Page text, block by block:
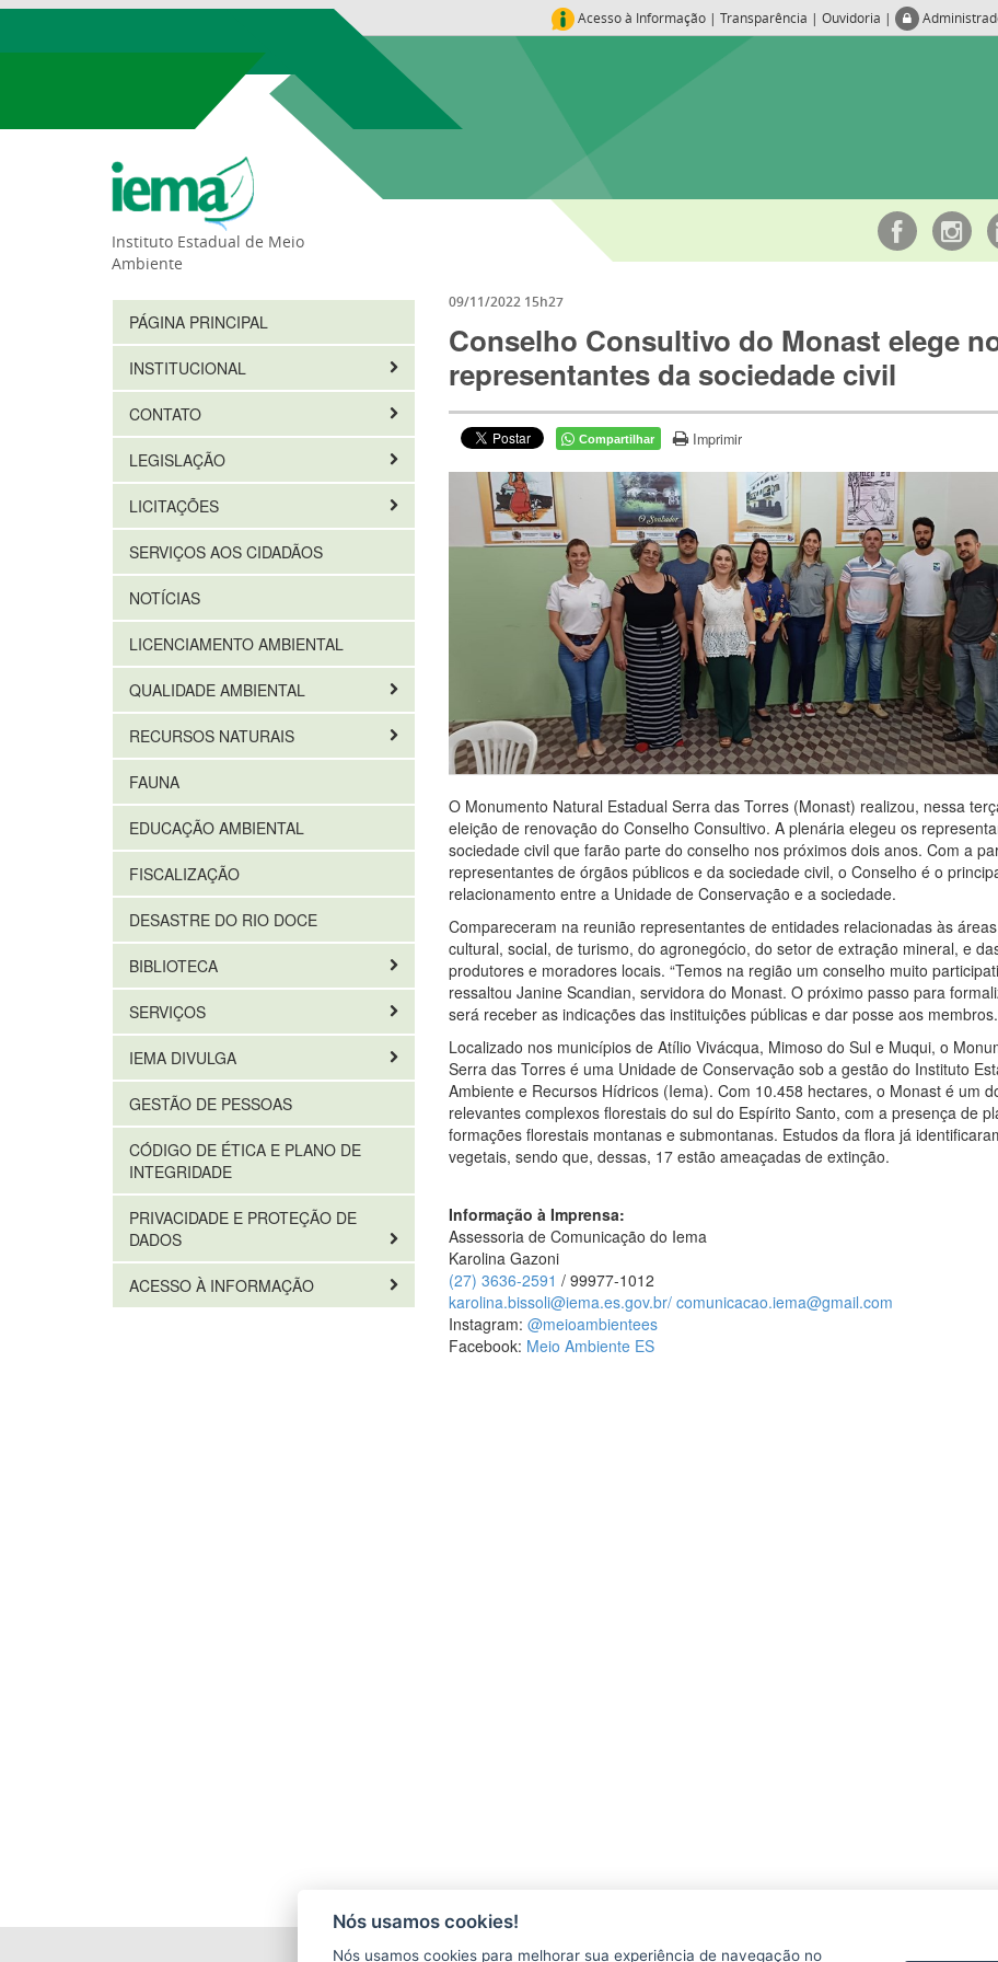
Acesso à Informação | Transparência | Ouvidoria |
Instituto Estadual de Meio
Ambiente
PÁGINA PRINCIPAL
INSTITUCIONAL
CONTATO
LEGISLAÇÃO
LICITAÇÕES
SERVIÇOS AOS CIDADÃOS
NOTÍCIAS
LICENCIAMENTO AMBIENTAL
QUALIDADE AMBIENTAL
RECURSOS NATURAIS
FAUNA
EDUCAÇÃO AMBIENTAL
FISCALIZAÇÃO
DESASTRE DO RIO DOCE
BIBLIOTECA
SERVIÇOS
IEMA DIVULGA
GESTÃO DE PESSOAS
CÓDIGO DE ÉTICA E PLANO DE
INTEGRIDADE
PRIVACIDADE E PROTEÇÃO DE
DADOS
ACESSO À INFORMAÇÃO
09/11/2022 15h27
Conselho Consultivo do Monast elege
representantes da sociedade civil
Compartilhar Imprimir
O Monumento Natural Estadual Serra das Torres (Monast) realizou, nessa
eleição de renovação do Conselho Consultivo. A plenária elegeu os
sociedade civil que farão parte do conselho nos próximos dois anos. Com a
representantes de órgãos públicos e da sociedade civil, o Conselho é o
relacionamento entre a Unidade de Conservação e a sociedade.
Compareceram na reunião representantes de entidades relacionadas às
cultural, social, de turismo, do agronegócio, do setor de extração mineral, e
produtores e moradores locais. “Temos na região um conselho muito
ressaltou Janine Scandian, servidora do Monast. O próximo passo para
será receber as indicações das instituições públicas e dar posse aos membros.
Localizado nos municípios de Atílio Vivácqua, Mimoso do Sul e Muqui, o
Serra das Torres é uma Unidade de Conservação sob a gestão do Instituto
Ambiente e Recursos Hídricos (Iema). Com 10.458 hectares, o Monast é um
relevantes complexos florestais do sul do Espírito Santo, com a presença de
formações florestais montanas e submontanas. Estudos da flora já
vegetais, sendo que, dessas, 17 estão ameaçadas de extinção.
Informação à Imprensa:
Assessoria de Comunicação do Iema
Karolina Gazoni
(27) 3636-2591 / 99977-1012
karolina.bissoli@iema.es.gov.br/ comunicacao.iema@gmail.com
Instagram: @meioambientees
Facebook: Meio Ambiente ES
Nós usamos cookies!
Nós usamos cookies para melhorar sua experiência de navegação no